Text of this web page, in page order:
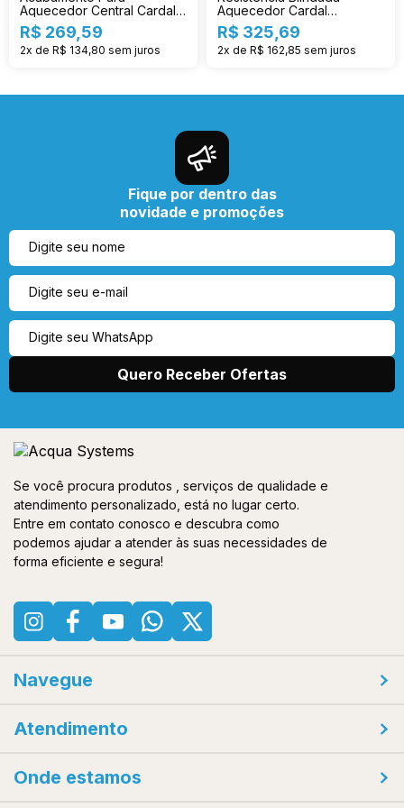
Aquecedor Central Cardal
Cr Ac214
R$ 269,59
2x de R$ 134,80 sem juros
Aquecedor Cardal
Individual 3t Re-124/2
R$ 325,69
2x de R$ 162,85 sem juros
Fique por dentro das
novidade e promoções
Se você procura produtos , serviços de qualidade e
atendimento personalizado, está no lugar certo.
Entre em contato conosco e descubra como
podemos ajudar a atender às suas necessidades de
forma eficiente e segura!
Navegue
Atendimento
Onde estamos